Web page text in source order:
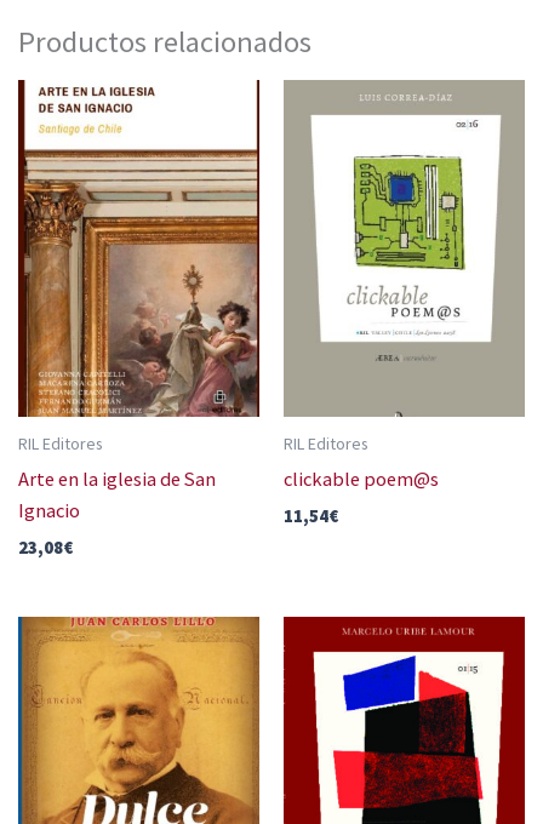
Productos relacionados
RIL Editores
Arte en la iglesia de San
Ignacio
23,08€
RIL Editores
clickable poem@s
11,54€